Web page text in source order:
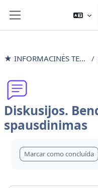
★ INFORMACINĖS TECHNOLOGIJOS išlyginamieji mokymai
Diskusijos.
spausdinimas
Marcar como concluída